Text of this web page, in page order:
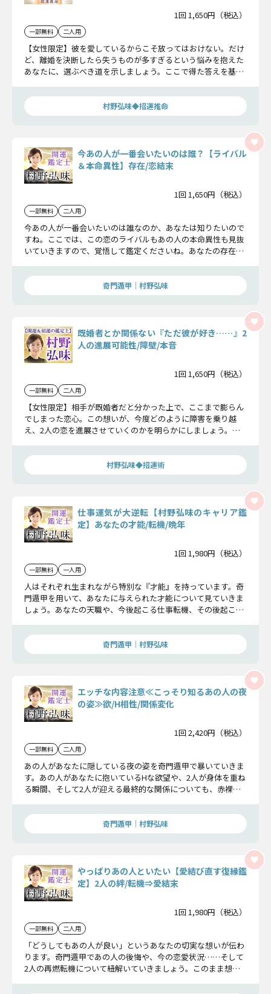
1回 1,650円（税込）
一部無料 二人用
【女性限定】彼を愛しているからこそ放ってはおけない。だけ
ど、離婚を決断したら失うものが多すぎるという悩みを抱えた
あなたに、選ぶべき道を示しましょう。ここで得た答えを基
村野弘味◆招運推命
今あの人が一番会いたいのは誰？【ライバル
＆本命異性】存在/恋結末
1回 1,650円（税込）
一部無料 二人用
今あの人が一番会いたいのは誰なのか、あなたは知りたいので
すね。ここでは、この恋のライバルもあの人の本命異性も見抜
いていきますので、覚悟して鑑定くださいね。あなたの存在
奇門遁甲｜村野弘味
既婚者とか関係ない『ただ彼が好き……』2
人の進展可能性/障壁/本音
1回 1,650円（税込）
一部無料 二人用
【女性限定】相手が既婚者だと分かった上で、ここまで膨らん
でしまった恋心。この想いが、今度どのように障害を乗り越
え、2人の恋を進展させていくのかを明らかにしましょう。彼
村野弘味◆招運術
仕事運気が大逆転【村野弘味のキャリア鑑
定】あなたの才能/転機/晩年
1回 1,980円（税込）
一部無料 一人用
人はそれぞれ生まれながら特別な『才能』を持っています。奇
門遁甲を用いて、あなたに与えられた才能について見ていきま
しょう。あなたの天職や、今後起こる仕事転機、その後起こる
奇門遁甲｜村野弘味
エッチな内容注意≪こっそり知るあの人の夜
の姿≫欲/H相性/関係変化
1回 2,420円（税込）
一部無料 二人用
あの人があなたに隠している夜の姿を奇門遁甲で暴いていきま
す。あの人があなたに抱いているHな欲望や、2人が身体を重ね
る瞬間、そして2人が迎える最終的な関係についても、赤裸々
奇門遁甲｜村野弘味
やっぱりあの人といたい【愛結び直す復縁鑑
定】2人の絆/転機⇒愛結末
1回 1,980円（税込）
一部無料 二人用
「どうしてもあの人が良い」というあなたの切実な想いが伝わ
ります。奇門遁甲であの人の後悔や、今の恋愛状況……そして
2人の再燃転機について紐解いていきましょう。このまま想い